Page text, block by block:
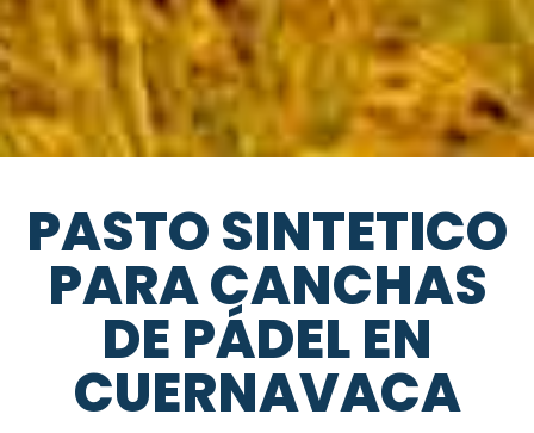
PASTO SINTETICO
PARA CANCHAS
DE PÁDEL EN
CUERNAVACA